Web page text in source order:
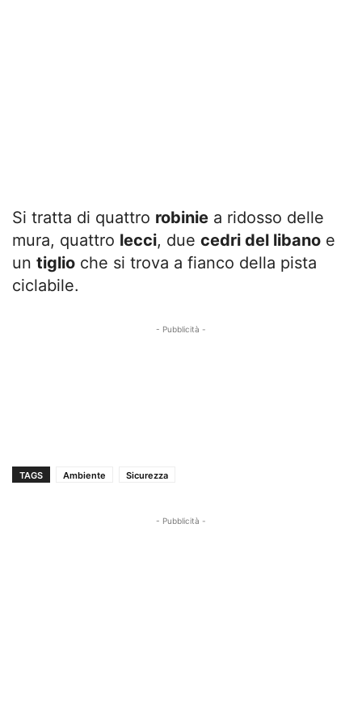
Si tratta di quattro robinie a ridosso delle
mura, quattro lecci, due cedri del libano e
un tiglio che si trova a fianco della pista
ciclabile.
- Pubblicità -
TAGS Ambiente Sicurezza
- Pubblicità -